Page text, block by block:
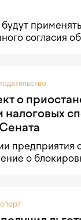
согласия
о
налоговых
предприятия
о